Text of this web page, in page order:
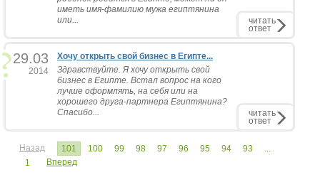
иметь имя-фамилию мужа египтянина
или...
читать
ответ
29.03
2014
Хочу открыть свой бизнес в Египте...
Здравствуйте. Я хочу открыть свой
бизнес в Египте. Встал вопрос на кого
лучше оформлять, на себя или на
хорошего друга-партнера Египтянина?
Спасибо...
читать
ответ
Назад 101 100 99 98 97 96 95 94 93
...
1
Вперед